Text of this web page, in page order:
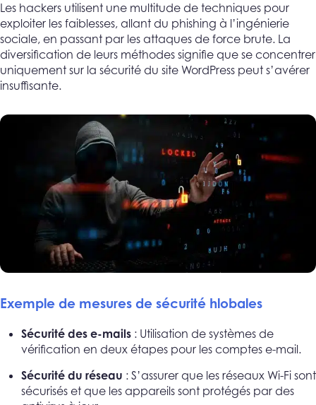
Les hackers utilisent une multitude de techniques pour
exploiter les faiblesses, allant du phishing à l’ingénierie
sociale, en passant par les attaques de force brute. La
diversification de leurs méthodes signifie que se concentrer
uniquement sur la sécurité du site WordPress peut s’avérer
insuffisante.
Exemple de mesures de sécurité hlobales
Sécurité des e-mails : Utilisation de systèmes de
vérification en deux étapes pour les comptes e-mail.
Sécurité du réseau : S’assurer que les réseaux Wi-Fi sont
sécurisés et que les appareils sont protégés par des